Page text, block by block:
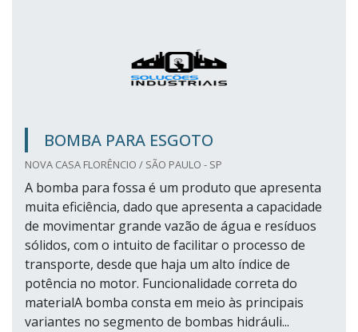
BOMBA PARA ESGOTO
NOVA CASA FLORÊNCIO / SÃO PAULO - SP
A bomba para fossa é um produto que apresenta
muita eficiência, dado que apresenta a capacidade
de movimentar grande vazão de água e resíduos
sólidos, com o intuito de facilitar o processo de
transporte, desde que haja um alto índice de
potência no motor. Funcionalidade correta do
materialA bomba consta em meio às principais
variantes no segmento de bombas hidráuli...